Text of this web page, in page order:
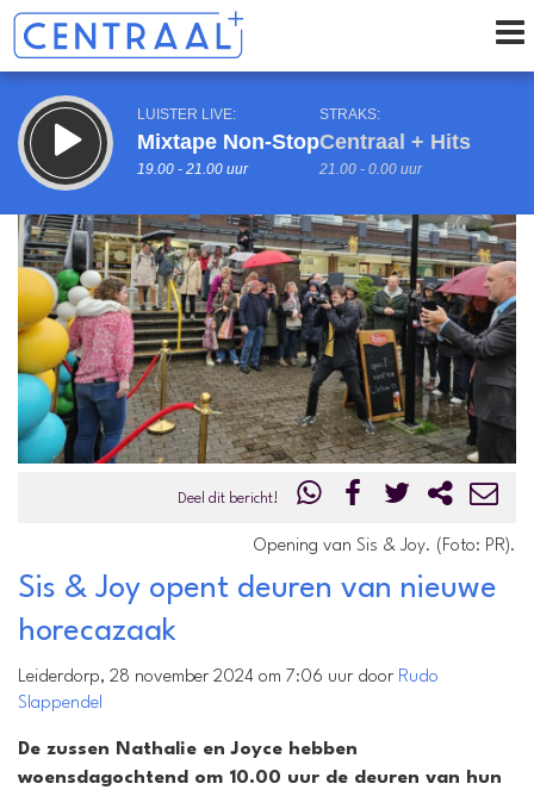
LUISTER LIVE:
Mixtape Non-Stop
19.00 - 21.00 uur
STRAKS:
Centraal + Hits
21.00 - 0.00 uur
Vorig uur uur 1 van 0 Volgend uur
Inklappen
Deel dit bericht!
Opening van Sis & Joy. (Foto: PR).
Sis & Joy opent deuren van nieuwe
horecazaak
Leiderdorp, 28 november 2024 om 7:06 uur door Rudo
Slappendel
De zussen Nathalie en Joyce hebben
woensdagochtend om 10.00 uur de deuren van hun